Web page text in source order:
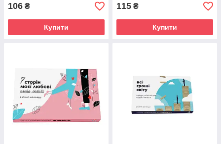
106 ₴
Купити
115 ₴
Купити